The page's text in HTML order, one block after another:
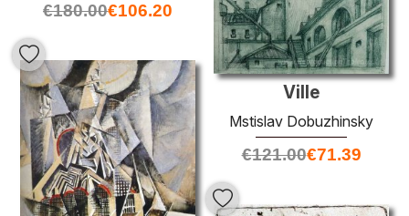
Ville
Mstislav Dobuzhinsky
€121.00€71.39
€180.00€106.20